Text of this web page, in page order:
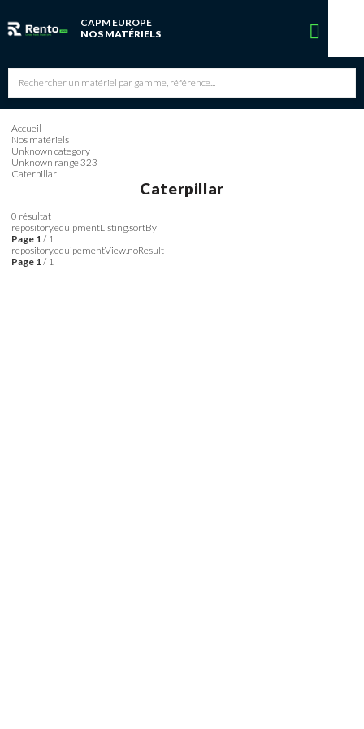
CAPM EUROPE
NOS MATÉRIELS
Accueil
Nos matériels
Unknown category
Unknown range 323
Caterpillar
Caterpillar
0 résultat
repository.equipmentListing.sortBy
Page 1 / 1
repository.equipementView.noResult
Page 1 / 1
Vous avez une réservation en cours